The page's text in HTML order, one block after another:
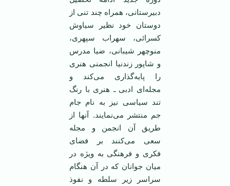
دبیرستانی، همراه چند تنی از
دوستان خود نظیر سیاوش
کسرائی، سهراب سپهری،
منوچهر شیبانی، ضیا مدرس
و شاپور زندنیا انجمنی هنری
را پایه‌گذاری می‌کند و
مجله‌ای ادبی ـ هنری با رنگ
تند سیاسی نیز به نام جام
جم منتشر می‌نمایند. آنها از
طریق آن انجمن و مجله
سعی می‌کنند بر فضای
فکری و فرهنگی به ویژه در
میان جوانان که در آن هنگام
سراسر زیر سلطه و نفوذ